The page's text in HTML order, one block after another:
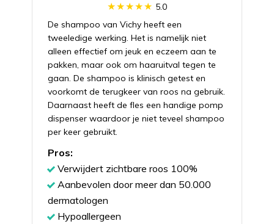
5.0
De shampoo van Vichy heeft een
tweeledige werking. Het is namelijk niet
alleen effectief om jeuk en eczeem aan te
pakken, maar ook om haaruitval tegen te
gaan. De shampoo is klinisch getest en
voorkomt de terugkeer van roos na gebruik.
Daarnaast heeft de fles een handige pomp
dispenser waardoor je niet teveel shampoo
per keer gebruikt.
Pros:
Verwijdert zichtbare roos 100%
Aanbevolen door meer dan 50.000
dermatologen
Hypoallergeen